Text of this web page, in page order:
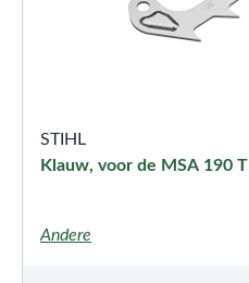
STIHL
Klauw, voor de MSA 190 T
Andere